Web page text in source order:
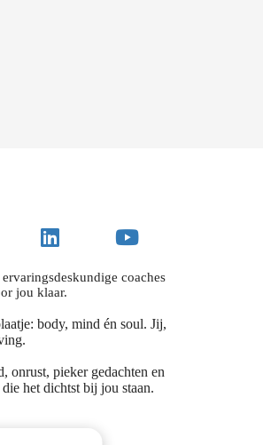
coaches
jou klaar.
body, mind én soul. Jij,
onrust, pieker gedachten en
het dichtst bij jou staan.